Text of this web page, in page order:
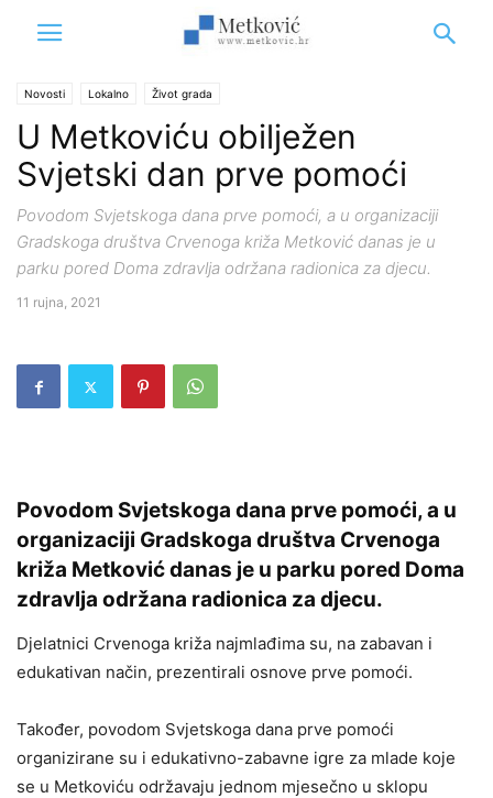
Novosti Lokalno Život grada
U Metkoviću obilježen
Svjetski dan prve pomoći
Povodom Svjetskoga dana prve pomoći, a u organizaciji
Gradskoga društva Crvenoga križa Metković danas je u
parku pored Doma zdravlja održana radionica za djecu.
11 rujna, 2021
Povodom Svjetskoga dana prve pomoći, a u
organizaciji Gradskoga društva Crvenoga
križa Metković danas je u parku pored Doma
zdravlja održana radionica za djecu.
Djelatnici Crvenoga križa najmlađima su, na zabavan i
edukativan način, prezentirali osnove prve pomoći.
Također, povodom Svjetskoga dana prve pomoći
organizirane su i edukativno-zabavne igre za mlade koje
se u Metkoviću održavaju jednom mjesečno u sklopu